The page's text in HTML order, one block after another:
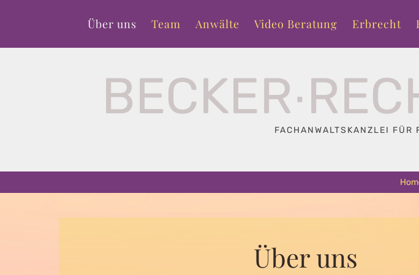
Über uns Team Anwälte Video Beratung Erbrecht
FACHANWALTSKANZLEI
Über uns